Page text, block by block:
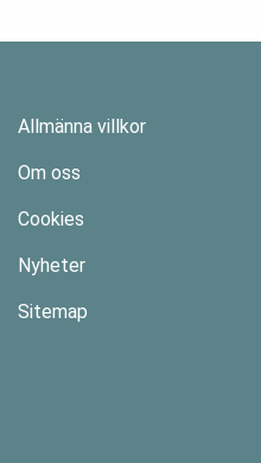
Allmänna villkor
Om oss
Cookies
Nyheter
Sitemap